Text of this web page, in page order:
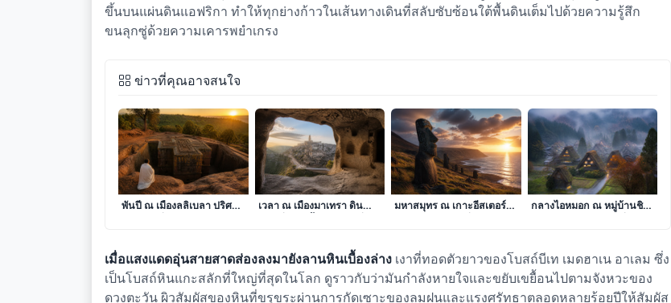
ขึ้นบนแผ่นดินแอฟริกา ทำให้ทุกย่างก้าวในเส้นทางเดินที่สลับซับซ้อนใต้พื้นดินเต็มไปด้วยความรู้สึก
ขนลุกซู่ด้วยความเคารพยำเกรง
ข่าวที่คุณอาจสนใจ
เงาแห่งศรัทธาในดินแดน
พันปี ณ เมืองลลิเบลา ปริศนา
ลมหายใจแห่งศิลาและกาล
เวลา ณ เมืองมาเทรา ดิน
เงาแห่งอดีตที่ร่วงหล่นใน
มหาสมุทร ณ เกาะอีสเตอร์
ดั่งรอยจารึกแห่งมนตรา
กลางไอหมอก ณ หมู่บ้านชิ
ขุนเขา
เมื่อแสงแดดอุ่นสายสาดส่องลงมายังลานหินเบื้องล่าง เงาที่ทอดตัวยาวของโบสถ์บีเท เมดฮาเน อาเลม ซึ่ง
เป็นโบสถ์หินแกะสลักที่ใหญ่ที่สุดในโลก ดูราวกับว่ามันกำลังหายใจและขยับเขยื้อนไปตามจังหวะของ
ดวงตะวัน ผิวสัมผัสของหินที่ขรุขระผ่านการกัดเซาะของลมฝนและแรงศรัทธาตลอดหลายร้อยปีให้สัมผัส